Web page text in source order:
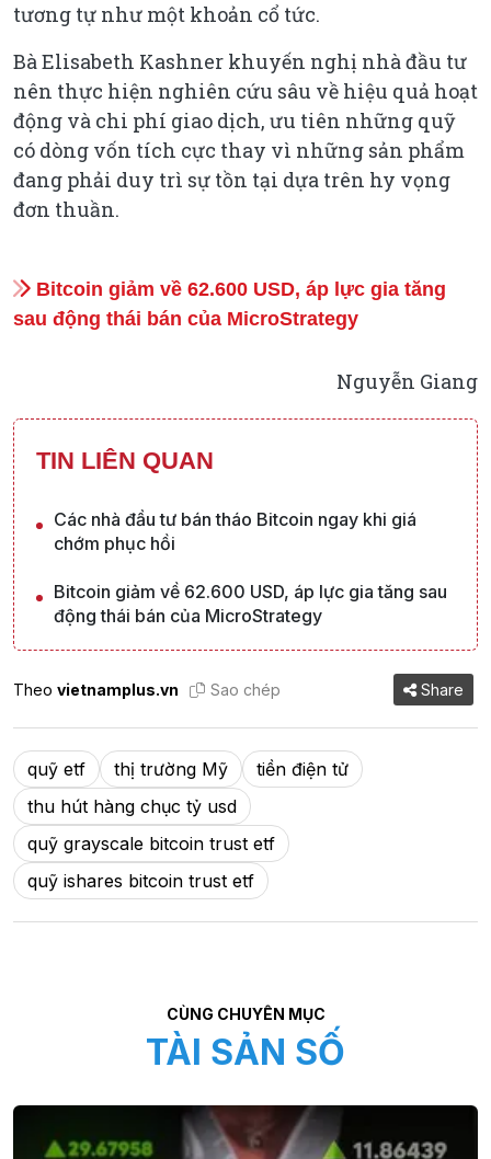
tương tự như một khoản cổ tức.
Bà Elisabeth Kashner khuyến nghị nhà đầu tư
nên thực hiện nghiên cứu sâu về hiệu quả hoạt
động và chi phí giao dịch, ưu tiên những quỹ
có dòng vốn tích cực thay vì những sản phẩm
đang phải duy trì sự tồn tại dựa trên hy vọng
đơn thuần.
Bitcoin giảm về 62.600 USD, áp lực gia tăng
sau động thái bán của MicroStrategy
Nguyễn Giang
TIN LIÊN QUAN
Các nhà đầu tư bán tháo Bitcoin ngay khi giá
chớm phục hồi
Bitcoin giảm về 62.600 USD, áp lực gia tăng sau
động thái bán của MicroStrategy
Theo vietnamplus.vn Sao chép Share
quỹ etf thị trường Mỹ
tiền điện tử
thu hút hàng chục tỷ usd
quỹ grayscale bitcoin trust etf
quỹ ishares bitcoin trust etf
CÙNG CHUYÊN MỤC
TÀI SẢN SỐ